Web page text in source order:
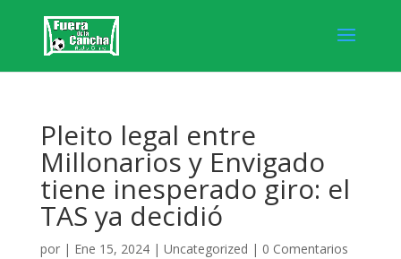
Pleito legal entre
Millonarios y Envigado
tiene inesperado giro: el
TAS ya decidió
por | Ene 15, 2024| Uncategorized | 0 Comentarios